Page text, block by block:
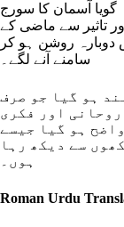
آسمان کا سورج
تاثیر سے ماضی کے
دوبارہ روشن ہو کر
سامنے آنے لگے۔
ہو گیا جو صرف
اور فکری
ہو گیا جیسے
سے دیکھ رہا
ہوں۔
Roman Urdu